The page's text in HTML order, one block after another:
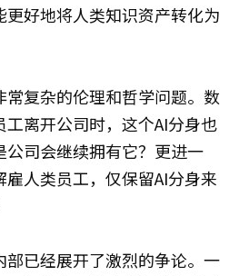
好地将人类知识资产转化为
复杂的伦理和哲学问题。数
离开公司时，这个AI分身也
公司会继续拥有它？更进一
人类员工，仅保留AI分身来
部已经展开了激烈的争论。一